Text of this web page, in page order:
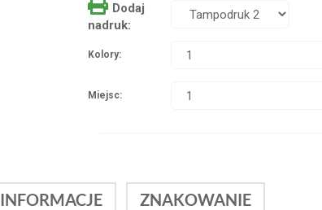
Dodaj
nadruk:
Kolory:
Miejsc:
INFORMACJE ZNAKOWANIE